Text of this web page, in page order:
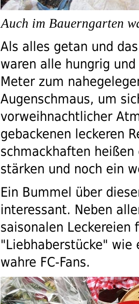
Auch im Bauerngarten
Als alles getan und
waren alle hungrig
Meter zum
Augenschmaus, um
vorweihnachtlicher
gebackenen leckeren
schmackhaften
stärken und noch ein
Ein Bummel über
interessant. Neben
saisonalen
"Liebhaberstücke"
wahre FC-Fans.